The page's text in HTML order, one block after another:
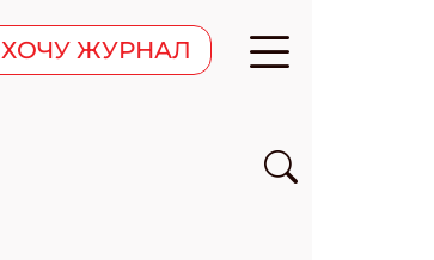
ХОЧУ ЖУРНАЛ